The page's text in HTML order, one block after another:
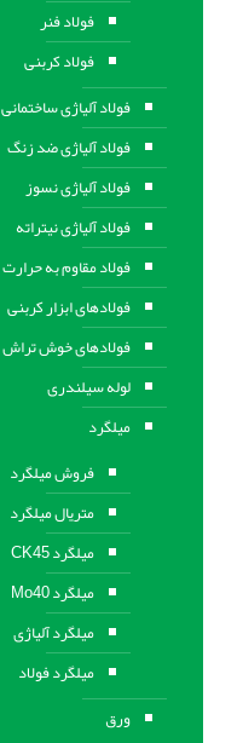
فولاد فنر
فولاد کربنی
فولاد آلیاژی ساختمانی
فولاد آلیاژی ضد زنگ
فولاد آلیاژی نسوز
فولاد آلیاژی نیتراته
فولاد مقاوم به حرارت
فولادهای ابزار کربنی
فولادهای خوش تراش
لوله سیلندری
میلگرد
فروش میلگرد
متریال میلگرد
میلگرد CK45
میلگرد Mo40
میلگرد آلیاژی
میلگرد فولاد
ورق